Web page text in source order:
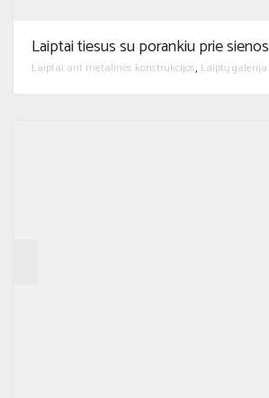
Laiptai tiesus su porankiu prie sienos
Laiptai ant metalinės konstrukcijos, Laiptų galerija